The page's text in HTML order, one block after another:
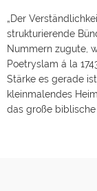
„Der
strukturierende
Nummern zugute,
Poetryslam á la
Stärke es gerade
kleinmalendes
das große biblische